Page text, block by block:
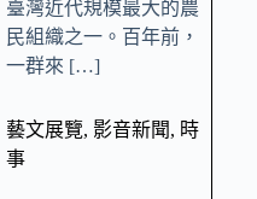
臺灣近代規模最大的農
民組織之一。百年前，
一群來 […]
藝文展覽, 影音新聞, 時
事